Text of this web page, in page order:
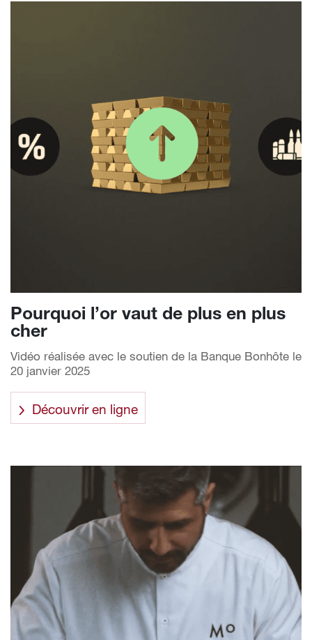
Pourquoi l’or vaut de plus en plus
cher
Vidéo réalisée avec le soutien de la Banque Bonhôte le
20 janvier 2025
Découvrir en ligne